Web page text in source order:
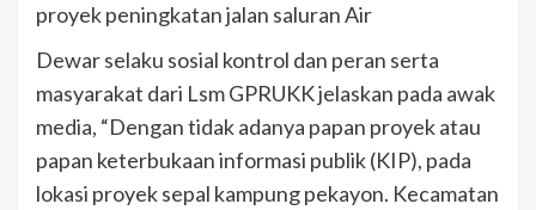
proyek peningkatan jalan saluran Air
Dewar selaku sosial kontrol dan peran serta
masyarakat dari Lsm GPRUKK jelaskan pada awak
media, “Dengan tidak adanya papan proyek atau
papan keterbukaan informasi publik (KIP), pada
lokasi proyek sepal kampung pekayon. Kecamatan